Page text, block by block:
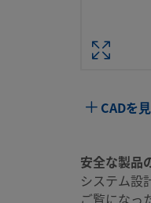
コネクション1 タイプ
CADを
安全な製品
システム設
ご覧になっ